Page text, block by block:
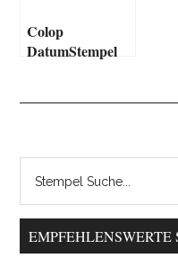
Colop
DatumStempel
EMPFEHLENSWERTE